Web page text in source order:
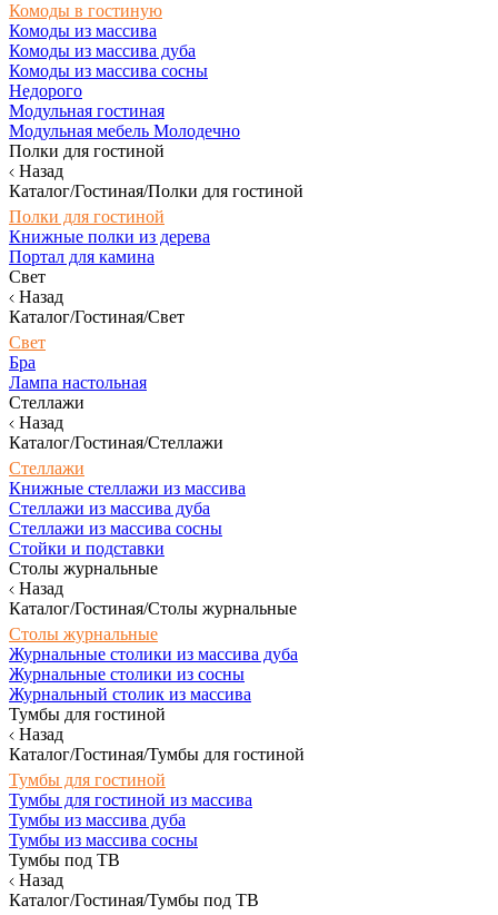
Комоды в гостиную
Комоды из массива
Комоды из массива дуба
Комоды из массива сосны
Недорого
Модульная гостиная
Модульная мебель Молодечно
Полки для гостиной
Назад
Каталог/Гостиная/Полки для гостиной
Полки для гостиной
Книжные полки из дерева
Портал для камина
Свет
Назад
Каталог/Гостиная/Свет
Свет
Бра
Лампа настольная
Стеллажи
Назад
Каталог/Гостиная/Стеллажи
Стеллажи
Книжные стеллажи из массива
Стеллажи из массива дуба
Стеллажи из массива сосны
Стойки и подставки
Столы журнальные
Назад
Каталог/Гостиная/Столы журнальные
Столы журнальные
Журнальные столики из массива дуба
Журнальные столики из сосны
Журнальный столик из массива
Тумбы для гостиной
Назад
Каталог/Гостиная/Тумбы для гостиной
Тумбы для гостиной
Тумбы для гостиной из массива
Тумбы из массива дуба
Тумбы из массива сосны
Тумбы под ТВ
Назад
Каталог/Гостиная/Тумбы под ТВ